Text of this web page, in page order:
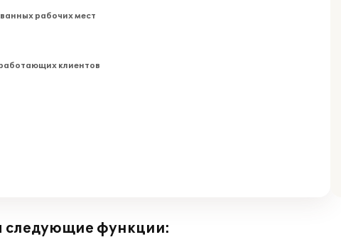
рабочих мест
клиентов
следующие функции: